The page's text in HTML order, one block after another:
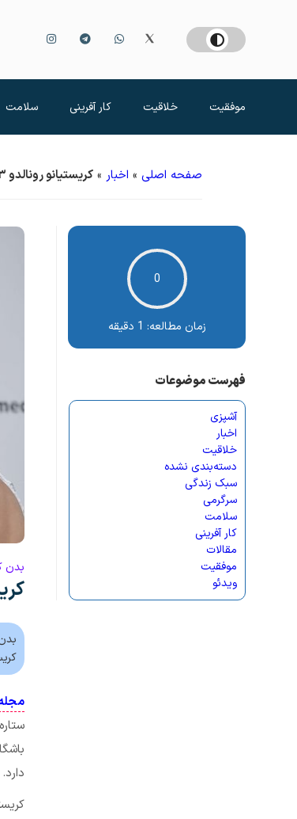
موفقیت خلاقیت کار آفرینی سلامت
صفحه اصلی » اخبار » کریستیانو رونالدو ۳۳ ساله یا ۲۰ ساله؟ + عکس
بدن
دارد.
0
زمان مطالعه: 1 دقیقه
فهرست موضوعات
آشپزی
اخبار
خلاقیت
دسته‌بندی نشده
سبک زندگی
سرگرمی
سلامت
کار آفرینی
مقالات
موفقیت
ویدئو